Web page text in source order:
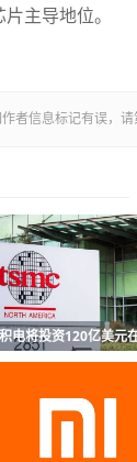
主导地位。
者信息标记有误，请